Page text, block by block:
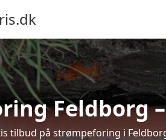
Feldborg
tilbud på strømpeforing i